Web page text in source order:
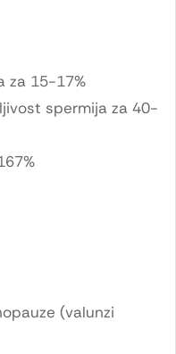
za 15-17%
spermija za 40-
(valunzi